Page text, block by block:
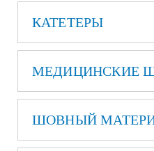
КАТЕТЕРЫ
МЕДИЦИНСКИЕ
ШОВНЫЙ